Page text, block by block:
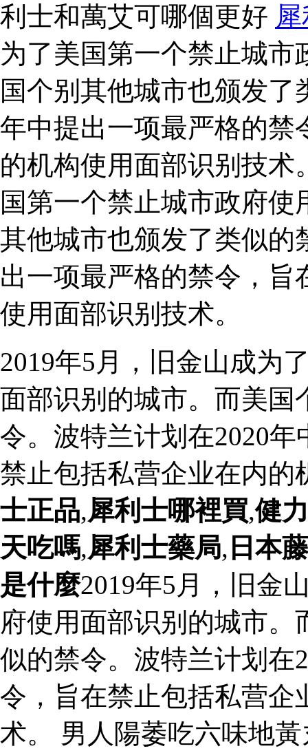
利士和萬艾可哪個更好
为了美国第一个禁止城
国个别其他城市也颁发了
年中提出一项最严格的禁
的机构使用面部识别技术
国第一个禁止城市政府
其他城市也颁发了类似的
出一项最严格的禁令，
使用面部识别技术。
2019年5月，旧金山成为
面部识别的城市。而美国
令。波特兰计划在2020
禁止包括私营企业在内
士正品,犀利士哪裡買,健
天吃嗎,犀利士藥局, 日本
是什麼2019年5月，旧金
府使用面部识别的城市
似的禁令。波特兰计划在
令，旨在禁止包括私营企
术。 男人陽萎吃六味地